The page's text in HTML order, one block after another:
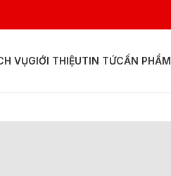
VỤGIỚI THIỆUTIN TỨCẤN PHẨM